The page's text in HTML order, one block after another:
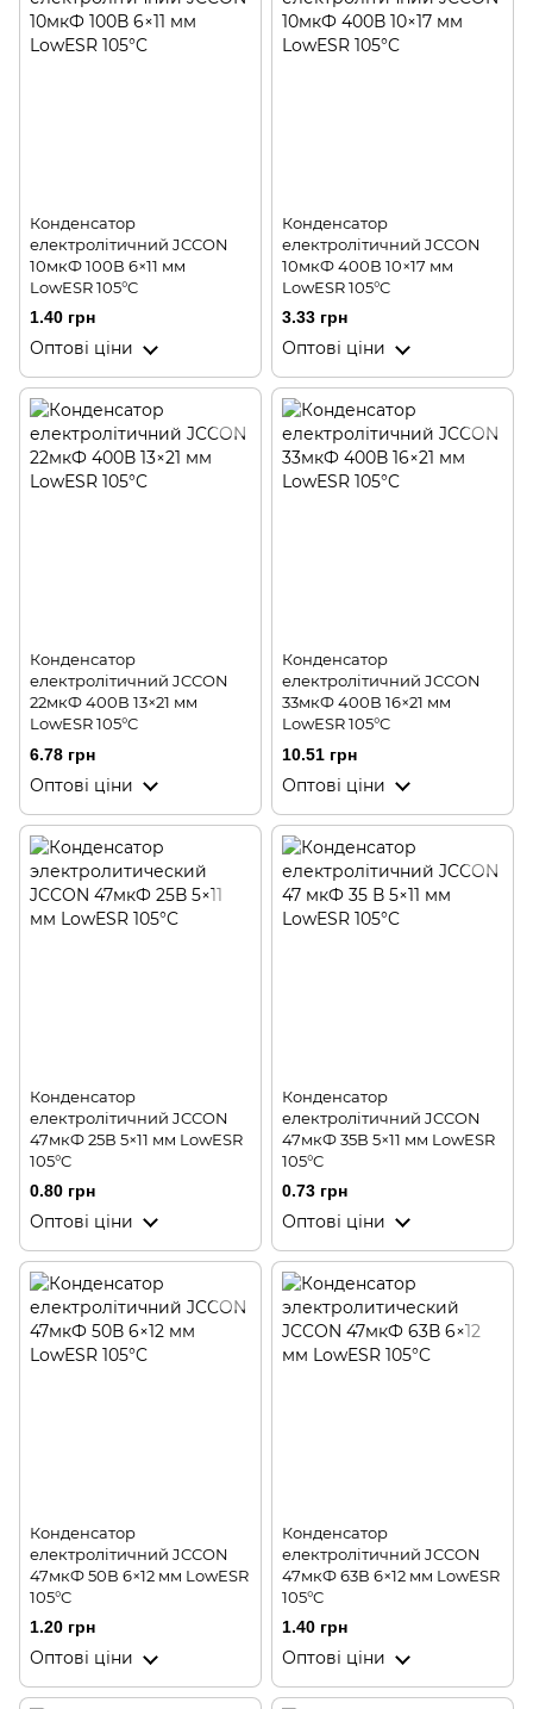
Конденсатор
електролітичний JCCON
10мкФ 100В 6×11 мм
LowESR 105°C
1.40 грн
Оптові ціни
Конденсатор
електролітичний JCCON
10мкФ 400В 10×17 мм
LowESR 105°C
3.33 грн
Оптові ціни
Конденсатор
електролітичний JCCON
22мкФ 400В 13×21 мм
LowESR 105°C
6.78 грн
Оптові ціни
Конденсатор
електролітичний JCCON
33мкФ 400В 16×21 мм
LowESR 105°C
10.51 грн
Оптові ціни
Конденсатор
електролітичний JCCON
47мкФ 25В 5×11 мм LowESR
105°C
0.80 грн
Оптові ціни
Конденсатор
електролітичний JCCON
47мкФ 35В 5×11 мм LowESR
105°C
0.73 грн
Оптові ціни
Конденсатор
електролітичний JCCON
47мкФ 50В 6×12 мм LowESR
105°C
1.20 грн
Оптові ціни
Конденсатор
електролітичний JCCON
47мкФ 63В 6×12 мм LowESR
105°C
1.40 грн
Оптові ціни